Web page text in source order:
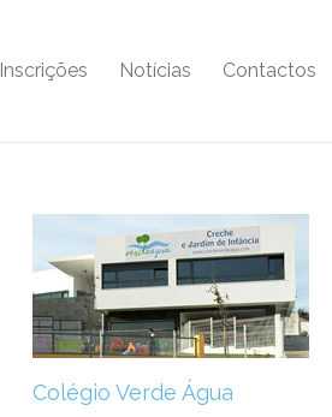
Inscrições Notícias Contactos
Colégio Verde Água